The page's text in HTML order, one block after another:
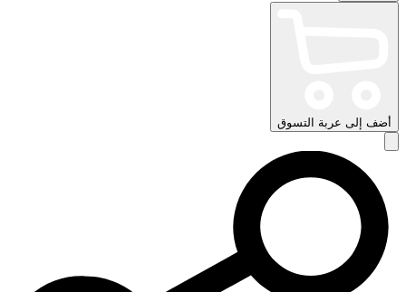
أضف إلى عربة التسوق